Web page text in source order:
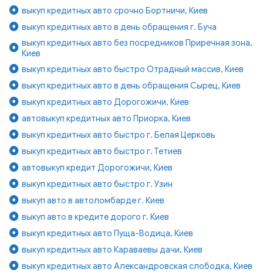
выкуп кредитных авто срочно Бортничи, Киев
выкуп кредитных авто в день обращения г. Буча
выкуп кредитных авто без посредников Приречная зона,
Киев
выкуп кредитных авто быстро Отрадный массив, Киев
выкуп кредитных авто в день обращения Сырец, Киев
выкуп кредитных авто Дорогожичи, Киев
автовыкуп кредитных авто Приорка, Киев
выкуп кредитных авто быстро г. Белая Церковь
выкуп кредитных авто быстро г. Тетиев
автовыкуп кредит Дорогожичи, Киев
выкуп кредитных авто быстро г. Узин
выкуп авто в автоломбарде г. Киев
выкуп авто в кредите дорого г. Киев
выкуп кредитных авто Пуща-Водица, Киев
выкуп кредитных авто Караваевы дачи, Киев
выкуп кредитных авто Александровская слободка, Киев